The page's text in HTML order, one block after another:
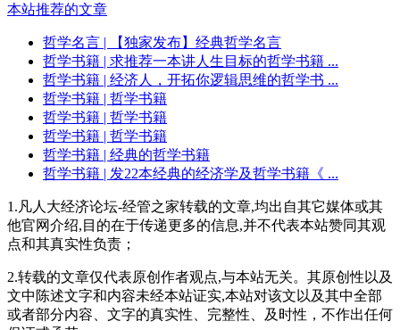
本站推荐的文章
哲学名言 | 【独家发布】经典哲学名言
哲学书籍 | 求推荐一本讲人生目标的哲学书籍 ...
哲学书籍 | 经济人，开拓你逻辑思维的哲学书 ...
哲学书籍 | 哲学书籍
哲学书籍 | 哲学书籍
哲学书籍 | 哲学书籍
哲学书籍 | 经典的哲学书籍
哲学书籍 | 发22本经典的经济学及哲学书籍《 ...
1.凡人大经济论坛-经管之家转载的文章,均出自其它媒体或其
他官网介绍,目的在于传递更多的信息,并不代表本站赞同其观
点和其真实性负责；
2.转载的文章仅代表原创作者观点,与本站无关。其原创性以及
文中陈述文字和内容未经本站证实,本站对该文以及其中全部
或者部分内容、文字的真实性、完整性、及时性，不作出任何